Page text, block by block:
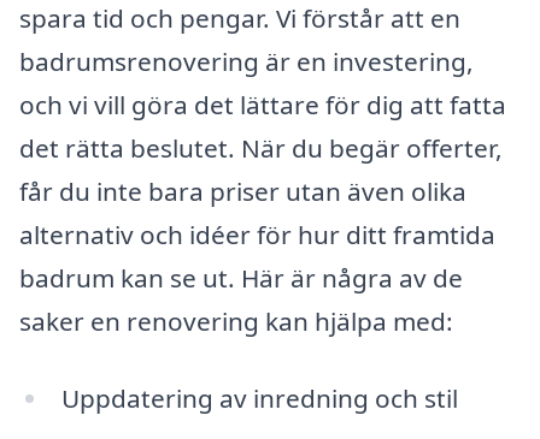
spara tid och pengar. Vi förstår att en
badrumsrenovering är en investering,
och vi vill göra det lättare för dig att fatta
det rätta beslutet. När du begär offerter,
får du inte bara priser utan även olika
alternativ och idéer för hur ditt framtida
badrum kan se ut. Här är några av de
saker en renovering kan hjälpa med:
Uppdatering av inredning och stil